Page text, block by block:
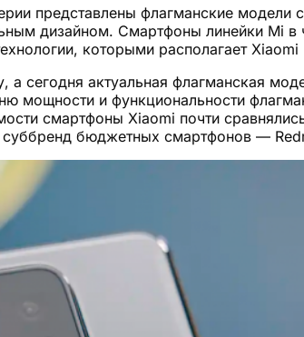
представлены флагманские модели
дизайном. Смартфоны линейки Mi в
которыми располагает
а сегодня актуальная флагманская
мощности и функциональности
смартфоны Xiaomi почти
суббренд бюджетных смартфонов —